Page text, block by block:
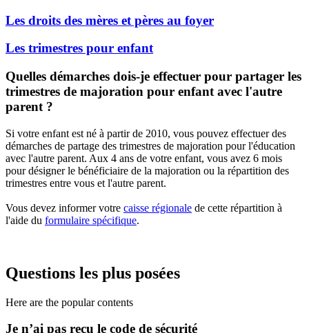
Les droits des mères et pères au foyer
Les trimestres pour enfant
Quelles démarches dois-je effectuer pour partager les
trimestres de majoration pour enfant avec l'autre
parent ?
Si votre enfant est né à partir de 2010, vous pouvez effectuer des
démarches de partage des trimestres de majoration pour l'éducation
avec l'autre parent. Aux 4 ans de votre enfant, vous avez 6 mois
pour désigner le bénéficiaire de la majoration ou la répartition des
trimestres entre vous et l'autre parent.
Vous devez informer votre caisse régionale de cette répartition à
l'aide du formulaire spécifique.
Questions les plus posées
Here are the popular contents
Je n’ai pas reçu le code de sécurité